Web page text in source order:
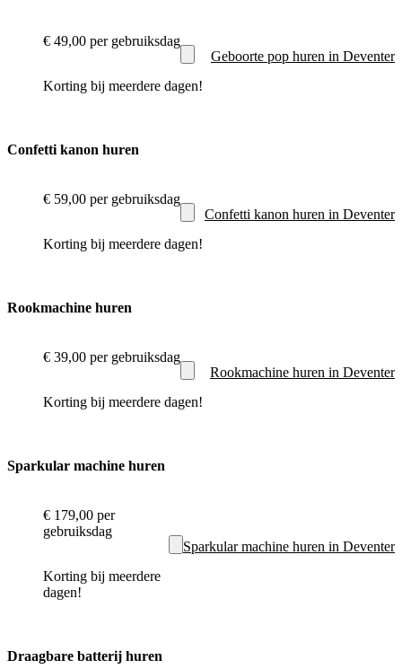
€ 49,00 per gebruiksdag
Korting bij meerdere dagen!
Geboorte pop huren in Deventer
Confetti kanon huren
€ 59,00 per gebruiksdag
Korting bij meerdere dagen!
Confetti kanon huren in Deventer
Rookmachine huren
€ 39,00 per gebruiksdag
Korting bij meerdere dagen!
Rookmachine huren in Deventer
Sparkular machine huren
€ 179,00 per
gebruiksdag
Korting bij meerdere
dagen!
Sparkular machine huren in Deventer
Draagbare batterij huren